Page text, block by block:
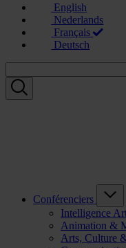
English
Nederlands
Français
Deutsch
Conférenciers
Intelligence
Animation &
Arts, Culture